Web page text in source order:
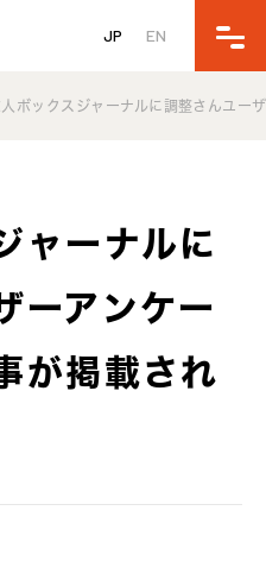
JP EN
人ボックスジャーナルに調整さんユー
ャーナルに
ーアンケー
が掲載され